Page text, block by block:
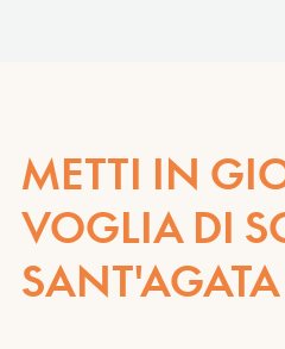
METTI IN
VOGLIA DI